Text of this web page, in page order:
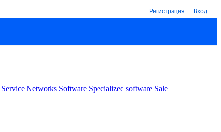
Регистрация Вход
Service Networks Software Specialized software Sale